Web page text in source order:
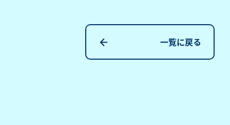
一覧に戻る